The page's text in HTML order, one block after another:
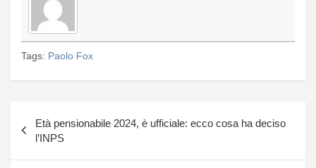
Tags: Paolo Fox
articoli
Età pensionabile 2024, è ufficiale: ecco cosa ha deciso
l’INPS